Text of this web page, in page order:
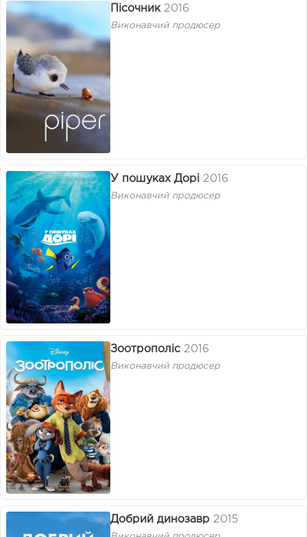
Пісочник 2016
Виконавчий продюсер
У пошуках Дорі 2016
Виконавчий продюсер
Зоотрополіс 2016
Виконавчий продюсер
Добрий динозавр 2015